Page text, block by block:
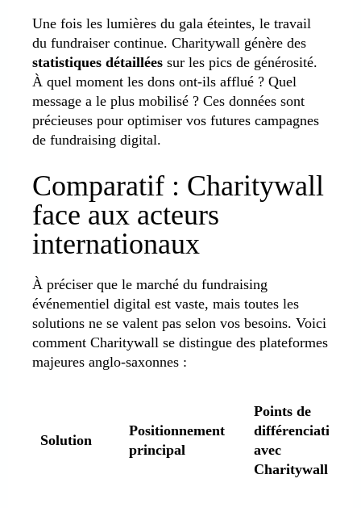
Une fois les lumières du gala éteintes, le travail
du fundraiser continue. Charitywall génère des
statistiques détaillées sur les pics de générosité.
À quel moment les dons ont-ils afflué ? Quel
message a le plus mobilisé ? Ces données sont
précieuses pour optimiser vos futures campagnes
de fundraising digital.
Comparatif : Charitywall
face aux acteurs
internationaux
À préciser que le marché du fundraising
événementiel digital est vaste, mais toutes les
solutions ne se valent pas selon vos besoins. Voici
comment Charitywall se distingue des plateformes
majeures anglo-saxonnes :
Solution
Positionnement
principal
Points de
différenciation
avec
Charitywall